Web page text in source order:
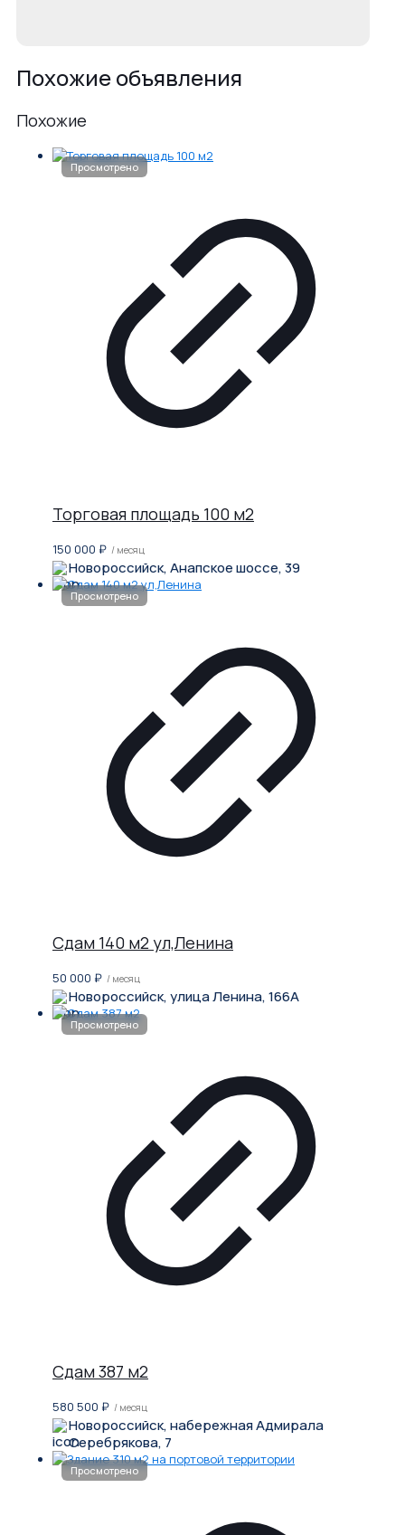
Похожие объявления
Похожие
Торговая площадь 100 м2
150 000 ₽ / месяц
Новороссийск, Анапское шоссе, 39
Сдам 140 м2 ул,Ленина
50 000 ₽ / месяц
Новороссийск, улица Ленина, 166А
Сдам 387 м2
580 500 ₽ / месяц
Новороссийск, набережная Адмирала
Серебрякова, 7